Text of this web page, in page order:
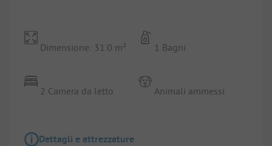
Dimensione: 31.0 m²
2 Camera da letto
1 Bagni
Animali ammessi
Dettagli e attrezzature